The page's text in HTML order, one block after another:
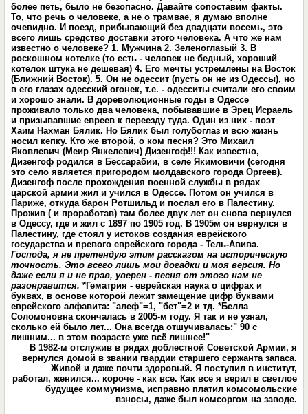
более петь, было не безопасно. Давайте сопоставим факты.
То, что речь о человеке, а не о трамвае, я думаю вполне
очевидно. И поезд, прибывающий без двадцати восемь, это
всего лишь средство доставки этого человека. А что же нам
известно о человеке? 1. Мужчина 2. Зеленоглазый 3. В
роскошном котелке (то есть - человек не бедный, хороший
котелок штука не дешевая) 4. Его мечты устремлены на Восток
(Ближний Восток). 5. Он не одессит (пусть он не из Одессы), но
в его глазах одесский огонек, т.е. - одесситы считали его своим
и хорошо знали. В дореволюционные годы в Одессе
проживало только два человека, побывавшие в Эрец Исраель
и призывавшие евреев к переезду туда. Один из них - поэт
Хаим Нахман Бялик. Но Бялик был голубоглаз и всю жизнь
носил кепку. Кто же второй, о ком песня? Это Михаил
Яковлевич (Меир Янкелевич) Дизенгоф!!! Как известно,
Дизенгоф родился в Бессарабии, в селе Якимовичи (сегодня
это село является пригородом молдавского города Оргеев).
Дизенгоф после прохождения военной службы в рядах
царской армии жил и учился в Одессе. Потом он учился в
Париже, откуда барон Ротшильд и послал его в Палестину.
Прожив ( и проработав) там более двух лет он снова вернулся
в Одессу, где и жил с 1897 по 1905 год. В 1905м он вернулся в
Палестину, где стоял у истоков создания еврейского
государства и превого еврейского города - Тель-Авива.
Господа, я не претендую этим рассказом на историческую
точность. Это всего лишь мои догадки и моя версия. Но
даже если я и не прав, уверен - песня от этого нам не
разонравится. *Гематрия - еврейская наука о цифрах и
буквах, в основе которой лежит замещение цифр буквами
еврейского алфавита: "алеф"=1, "бет"=2 и тд. *Белла
Соломоновна скончалась в 2005-м году. Я так и не узнал,
сколько ей было лет... Она всегда отшучивалась:" 90 с
лишним... в этом возрасте уже всё лишнее!"
В 1982-м отслужив в рядах доблестной Советской Армии, я
вернулся домой в звании гвардии старшего сержанта запаса.
Живой и даже почти здоровый. Я поступил в институт,
работал, женился... короче - как все. Как все я верил в светлое
будущее коммунизма, исправно платил комсомольские
взносы, даже был комсоргом на заводе.